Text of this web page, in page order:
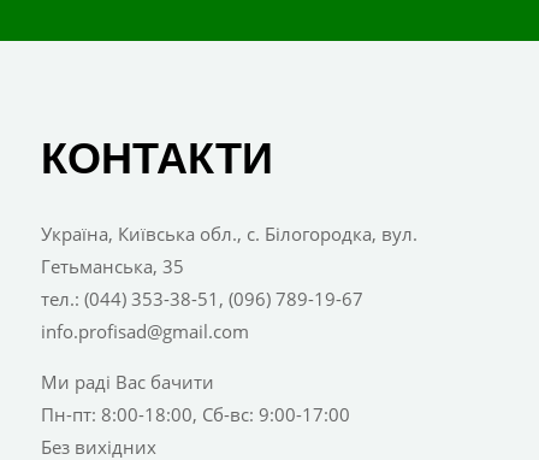
КОНТАКТИ
Україна, Київська обл., с. Білогородка, вул.
Гетьманська, 35
тел.: (044) 353-38-51, (096) 789-19-67
info.profisad@gmail.com
Ми раді Вас бачити
Пн-пт: 8:00-18:00, Сб-вс: 9:00-17:00
Без вихідних